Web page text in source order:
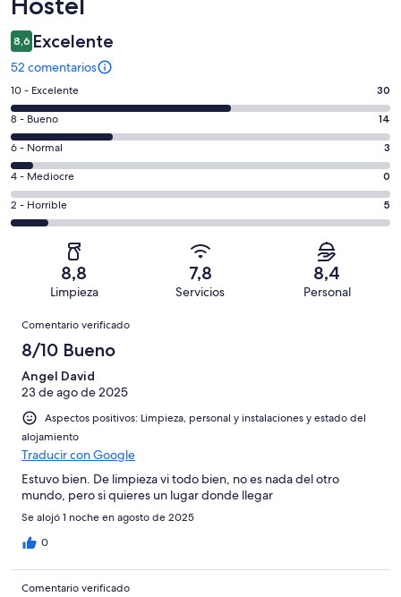
8,6 Excelente
52 comentarios
30
comentarios
de
un
total
de
52
con
puntuación
10 - Excelente 30
14
comentarios
de
un
total
de
puntuación
8 - Bueno 14
3
comentarios
de
un
total
puntuación
Normal
6 - Normal 3
0
comentarios
de
una
puntuación
Mediocre
4 - Mediocre 0
5
comentarios
52
una
puntuación
de
Horrible
2 - Horrible 5
8,8
Limpieza
7,8
Servicios
8,4
Personal
Comentarios
Comentario verificado
8/10 Bueno
Angel David
23 de ago de 2025
Aspectos positivos: Limpieza, personal y instalaciones y estado del
alojamiento
Traducir con Google
Estuvo bien. De limpieza vi todo bien, no es nada del otro
mundo, pero si quieres un lugar donde llegar
Se alojó 1 noche en agosto de 2025
0
Comentario verificado